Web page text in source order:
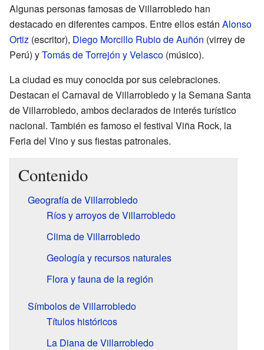
Algunas personas famosas de Villarrobledo han
destacado en diferentes campos. Entre ellos están Alonso
Ortiz (escritor), Diego Morcillo Rubio de Auñón (virrey de
Perú) yTomás de Torrejón y Velasco (músico).
La ciudad es muy conocida por sus celebraciones.
Destacan el Carnaval de Villarrobledo y la Semana Santa
de Villarrobledo, ambos declarados de interés turístico
nacional. También es famoso el festival Viña Rock, la
Feria del Vino y sus fiestas patronales.
Contenido
Geografía de Villarrobledo
Ríos y arroyos de Villarrobledo
Clima de Villarrobledo
Geología y recursos naturales
Flora y fauna de la región
Símbolos de Villarrobledo
Títulos históricos
La Diana de Villarrobledo